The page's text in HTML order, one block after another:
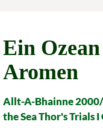
Ein
Aromen
Allt-A-Bhainne
the Sea Thor's Trials